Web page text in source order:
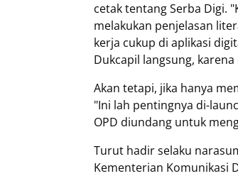
cetak tentang Serba Digi.
melakukan penjelasan
kerja cukup di aplikasi
Dukcapil langsung,
Akan tetapi, jika hanya
"Ini lah pentingnya di-
OPD diundang untuk
Turut hadir selaku
Kementerian Komunikasi